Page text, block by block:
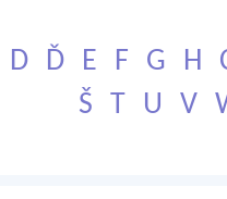
D Ď E F G H
Š
T U V